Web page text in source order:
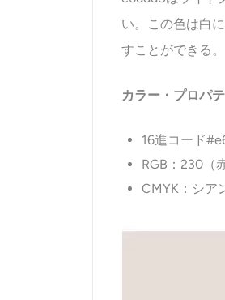
い。この色は白
すことができる。
カラー・プロパ
16進コード
RGB：230（
CMYK：シア